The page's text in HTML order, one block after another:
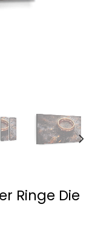
Ringe Die